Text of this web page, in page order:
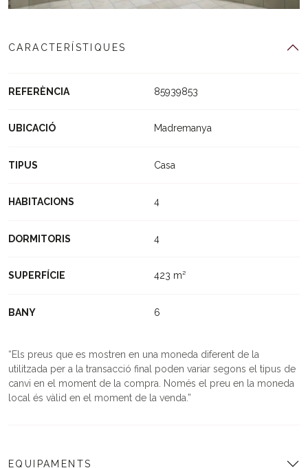
CARACTERÍSTIQUES
REFERÈNCIA 85939853
UBICACIÓ Madremanya
TIPUS Casa
HABITACIONS 4
DORMITORIS 4
SUPERFÍCIE 423 m²
BANY 6
Els preus que es mostren en una moneda diferent de la
utilitzada per a la transacció final poden variar segons el tipus de
canvi en el moment de la compra. Només el preu en la moneda
local és vàlid en el moment de la venda.
EQUIPAMENTS